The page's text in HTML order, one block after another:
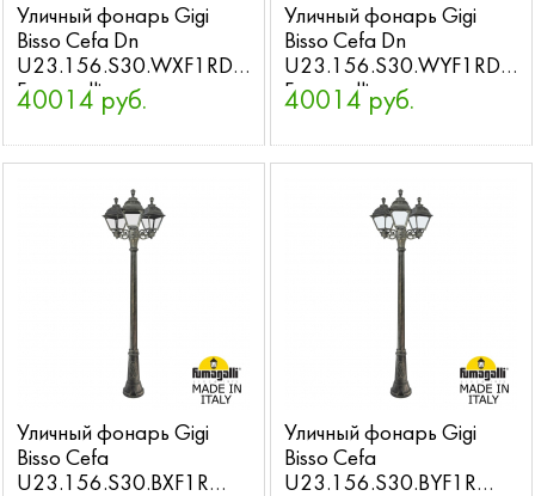
Уличный фонарь Gigi
Bisso Cefa Dn
U23.156.S30.WXF1RDN
Fumagalli
40014 руб.
Уличный фонарь Gigi
Bisso Cefa Dn
U23.156.S30.WYF1RDN
Fumagalli
40014 руб.
Уличный фонарь Gigi
Bisso Cefa
U23.156.S30.BXF1R
Уличный фонарь Gigi
Bisso Cefa
U23.156.S30.BYF1R